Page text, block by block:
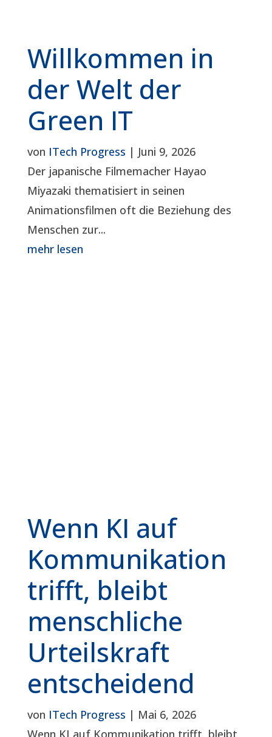
Willkommen in
der Welt der
Green IT
von ITech Progress | Juni 9, 2026
Der japanische Filmemacher Hayao
Miyazaki thematisiert in seinen
Animationsfilmen oft die Beziehung des
Menschen zur...
mehr lesen
Wenn KI auf
Kommunikation
trifft, bleibt
menschliche
Urteilskraft
entscheidend
von ITech Progress | Mai 6, 2026
Wenn KI auf Kommunikation trifft, bleibt